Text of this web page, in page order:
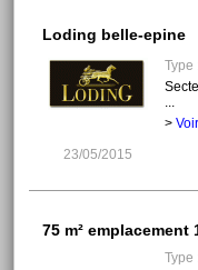
Loding belle-epine
23/05/2015
Type
...
>
75 m² emplacement
Type